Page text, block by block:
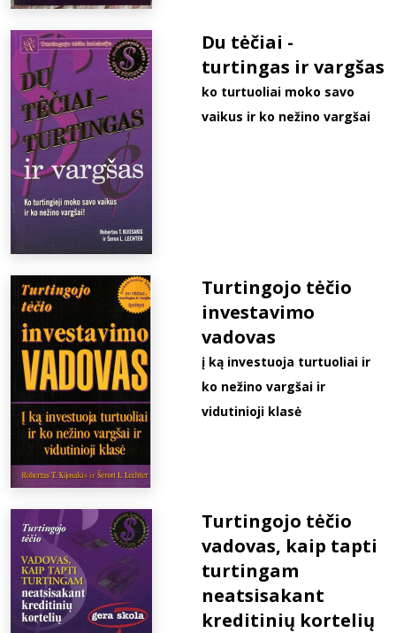
Du tėčiai -
turtingas ir vargšas
ko turtuoliai moko savo
vaikus ir ko nežino vargšai
Turtingojo tėčio
investavimo
vadovas
į ką investuoja turtuoliai ir
ko nežino vargšai ir
vidutinioji klasė
Turtingojo tėčio
vadovas, kaip tapti
turtingam
neatsisakant
kreditinių kortelių